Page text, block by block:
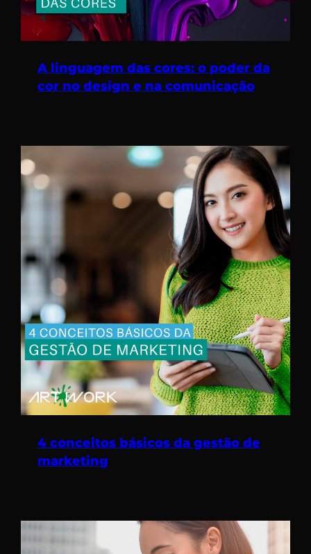
A linguagem das cores: o poder da
cor no design e na comunicação
4 conceitos básicos da gestão de
marketing